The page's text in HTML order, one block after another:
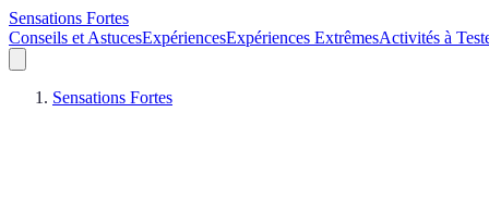
Sensations Fortes
Conseils et AstucesExpériencesExpériences ExtrêmesActivités à
Sensations Fortes